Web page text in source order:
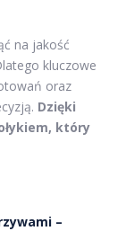
na jakość
kluczowe
oraz
Dzięki
który
–